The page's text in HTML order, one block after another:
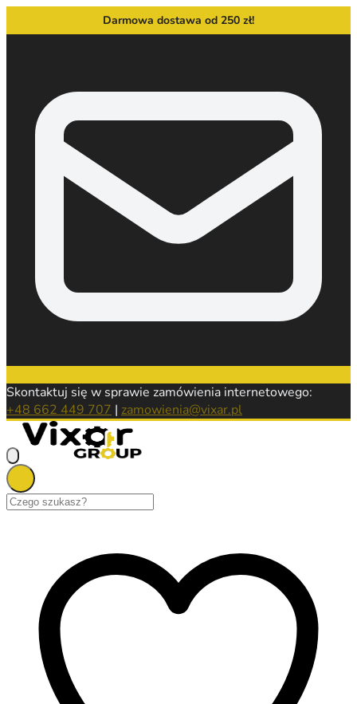
Darmowa dostawa od 250 zł!
Skontaktuj się w sprawie zamówienia internetowego:
+48 662 449 707 | zamowienia@vixar.pl